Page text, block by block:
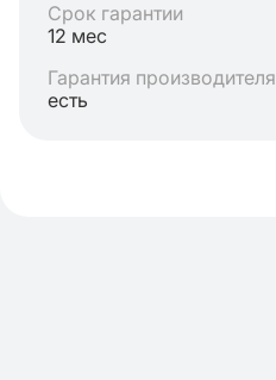
Срок гарантии
12 мес
Гарантия производителя
есть